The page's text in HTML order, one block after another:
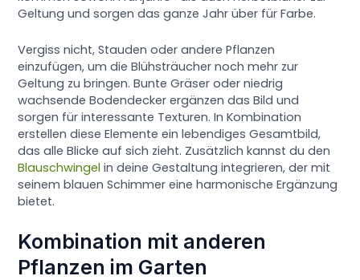
Geltung und sorgen das ganze Jahr über für Farbe.
Vergiss nicht, Stauden oder andere Pflanzen
einzufügen, um die Blühsträucher noch mehr zur
Geltung zu bringen. Bunte Gräser oder niedrig
wachsende Bodendecker ergänzen das Bild und
sorgen für interessante Texturen. In Kombination
erstellen diese Elemente ein lebendiges Gesamtbild,
das alle Blicke auf sich zieht. Zusätzlich kannst du den
Blauschwingel in deine Gestaltung integrieren, der mit
seinem blauen Schimmer eine harmonische Ergänzung
bietet.
Kombination mit anderen
Pflanzen im Garten